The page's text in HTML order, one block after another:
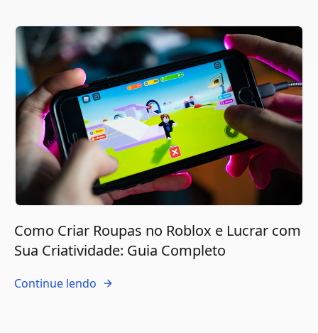
Como Criar Roupas no Roblox e Lucrar com
Sua Criatividade: Guia Completo
Continue lendo